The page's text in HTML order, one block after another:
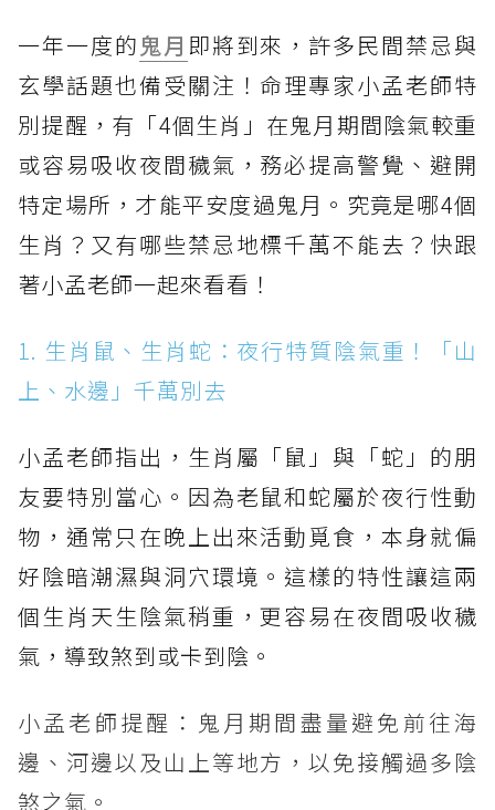
一年一度的鬼月 即將到來，許多民間禁忌與
玄學話題也備受關注！命理專家小孟老師特
別提醒，有「4個生肖」在鬼月期間陰氣較重
或容易吸收夜間穢氣，務必提高警覺、避開
特定場所，才能平安度過鬼月。究竟是哪4個
生肖？又有哪些禁忌地標千萬不能去？快跟
著小孟老師一起來看看！
1. 生肖鼠、生肖蛇：夜行特質陰氣重！「山
上、水邊」千萬別去
小孟老師指出，生肖屬「鼠」與「蛇」的朋
友要特別當心。因為老鼠和蛇屬於夜行性動
物，通常只在晚上出來活動覓食，本身就偏
好陰暗潮濕與洞穴環境。這樣的特性讓這兩
個生肖天生陰氣稍重，更容易在夜間吸收穢
氣，導致煞到或卡到陰。
小孟老師提醒：鬼月期間盡量避免前往海
邊、河邊以及山上等地方，以免接觸過多陰
煞之氣。